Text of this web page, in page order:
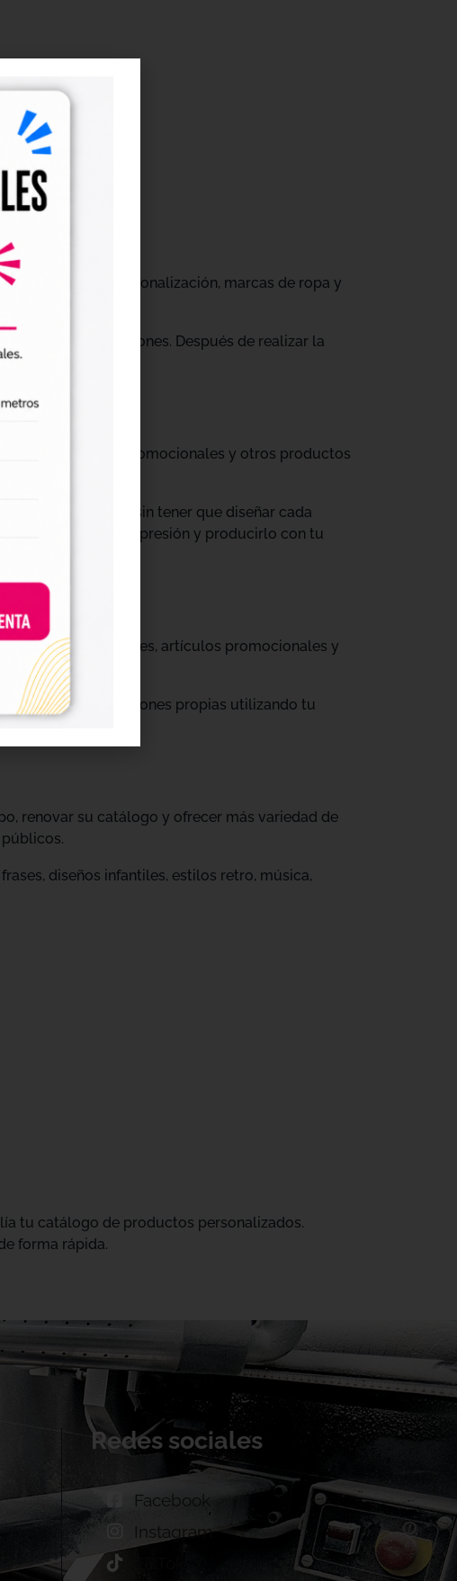
negocios de personalización, marcas de ropa y
a tus producciones. Después de realizar la
infantil, prendas promocionales y otros productos
colecciones sin tener que diseñar cada
tu programa de impresión y producirlo con tu
cajas, envases, artículos promocionales y
preparar producciones propias utilizando tu
renovar su catálogo y ofrecer más variedad de
diseños infantiles, estilos retro, música,
tu catálogo de productos personalizados.
forma rápida.
Redes sociales
Facebook
Instagram